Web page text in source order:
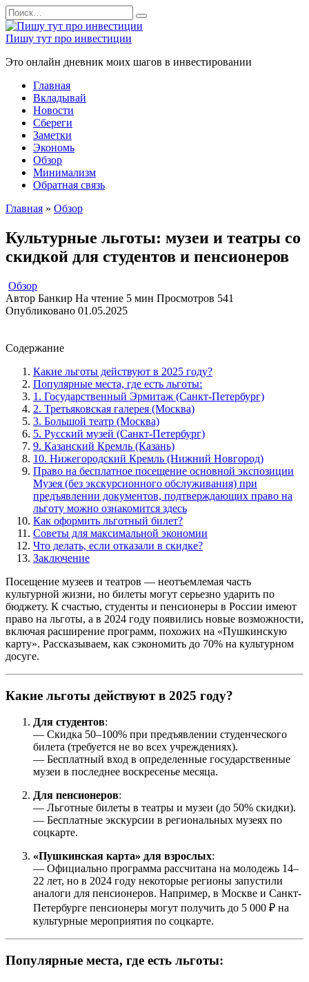
Перейти
к
содержанию
Search
for:
Пишу тут про инвестиции
Это онлайн дневник моих шагов в инвестировании
Главная
Вкладывай
Новости
Сбереги
Заметки
Экономь
Обзор
Минимализм
Обратная связь
Главная » Обзор
Культурные льготы: музеи и театры со
скидкой для студентов и пенсионеров
Обзор
Автор Банкир На чтение 5 мин Просмотров 541
Опубликовано 01.05.2025
Содержание
Какие льготы действуют в 2025 году?
Популярные места, где есть льготы:
1. Государственный Эрмитаж (Санкт-Петербург)
2. Третьяковская галерея (Москва)
3. Большой театр (Москва)
5. Русский музей (Санкт-Петербург)
9. Казанский Кремль (Казань)
10. Нижегородский Кремль (Нижний Новгород)
Право на бесплатное посещение основной экспозиции
Музея (без экскурсионного обслуживания) при
предъявлении документов, подтверждающих право на
льготу можно ознакомится здесь
Как оформить льготный билет?
Советы для максимальной экономии
Что делать, если отказали в скидке?
Заключение
Посещение музеев и театров — неотъемлемая часть
культурной жизни, но билеты могут серьезно ударить по
бюджету. К счастью, студенты и пенсионеры в России имеют
право на льготы, а в 2024 году появились новые возможности,
включая расширение программ, похожих на «Пушкинскую
карту». Рассказываем, как сэкономить до 70% на культурном
досуге.
Какие льготы действуют в 2025 году?
Для студентов:
— Скидка 50–100% при предъявлении студенческого
билета (требуется не во всех учреждениях).
— Бесплатный вход в определенные государственные
музеи в последнее воскресенье месяца.
Для пенсионеров:
— Льготные билеты в театры и музеи (до 50% скидки).
— Бесплатные экскурсии в региональных музеях по
соцкарте.
«Пушкинская карта» для взрослых:
— Официально программа рассчитана на молодежь 14–
22 лет, но в 2024 году некоторые регионы запустили
аналоги для пенсионеров. Например, в Москве и Санкт-
Петербурге пенсионеры могут получить до 5 000 ₽ на
культурные мероприятия по соцкарте.
Популярные места, где есть льготы: